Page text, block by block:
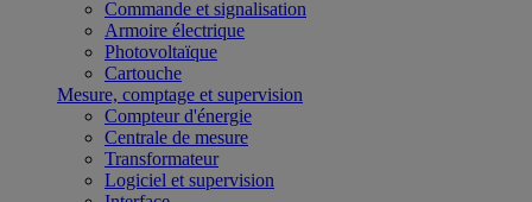
Commande et signalisation
Armoire électrique
Photovoltaïque
Cartouche
Mesure, comptage et supervision
Compteur d'énergie
Centrale de mesure
Transformateur
Logiciel et supervision